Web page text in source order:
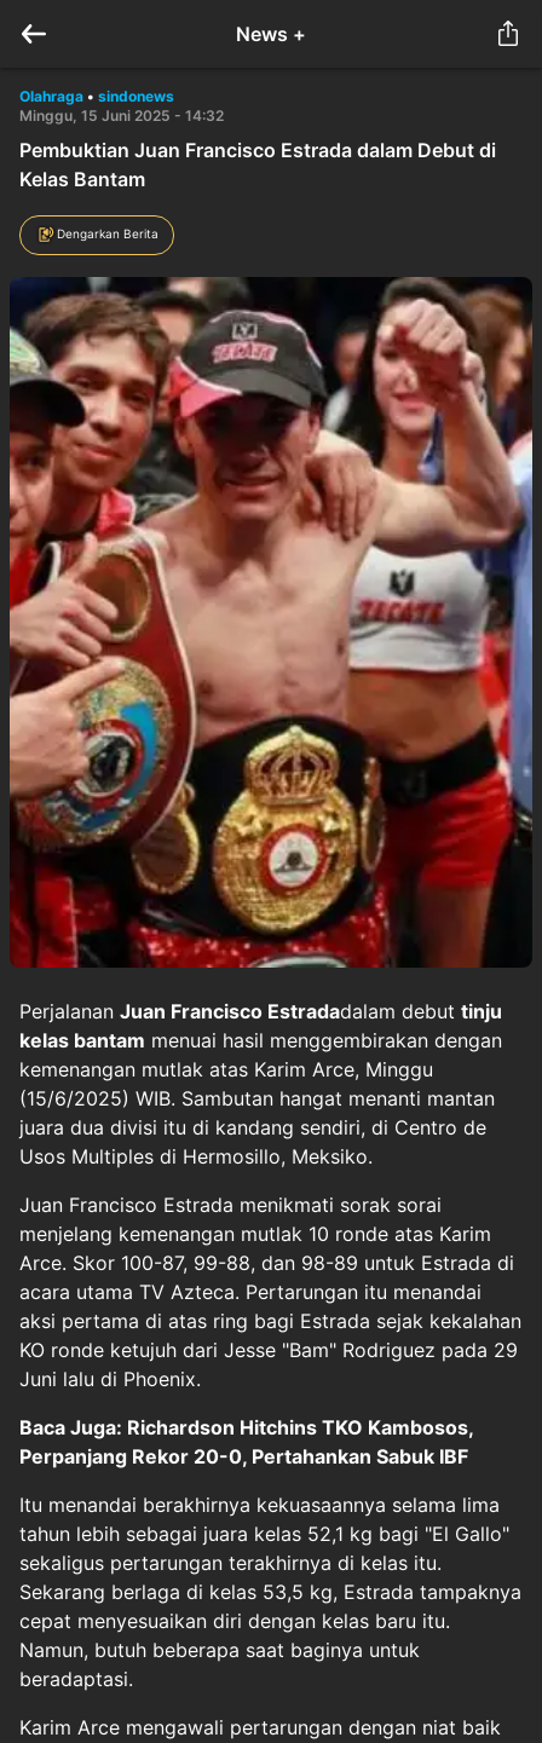
News +
Olahraga • sindonews
Minggu, 15 Juni 2025 - 14:32
Pembuktian Juan Francisco Estrada dalam Debut di
Kelas Bantam
Dengarkan Berita
Perjalanan Juan Francisco Estradadalam debut tinju
kelas bantam menuai hasil menggembirakan dengan
kemenangan mutlak atas Karim Arce, Minggu
(15/6/2025) WIB. Sambutan hangat menanti mantan
juara dua divisi itu di kandang sendiri, di Centro de
Usos Multiples di Hermosillo, Meksiko.
Juan Francisco Estrada menikmati sorak sorai
menjelang kemenangan mutlak 10 ronde atas Karim
Arce. Skor 100-87, 99-88, dan 98-89 untuk Estrada di
acara utama TV Azteca. Pertarungan itu menandai
aksi pertama di atas ring bagi Estrada sejak kekalahan
KO ronde ketujuh dari Jesse "Bam" Rodriguez pada 29
Juni lalu di Phoenix.
Baca Juga: Richardson Hitchins TKO Kambosos,
Perpanjang Rekor 20-0, Pertahankan Sabuk IBF
Itu menandai berakhirnya kekuasaannya selama lima
tahun lebih sebagai juara kelas 52,1 kg bagi "El Gallo"
sekaligus pertarungan terakhirnya di kelas itu.
Sekarang berlaga di kelas 53,5 kg, Estrada tampaknya
cepat menyesuaikan diri dengan kelas baru itu.
Namun, butuh beberapa saat baginya untuk
beradaptasi.
Karim Arce mengawali pertarungan dengan niat baik